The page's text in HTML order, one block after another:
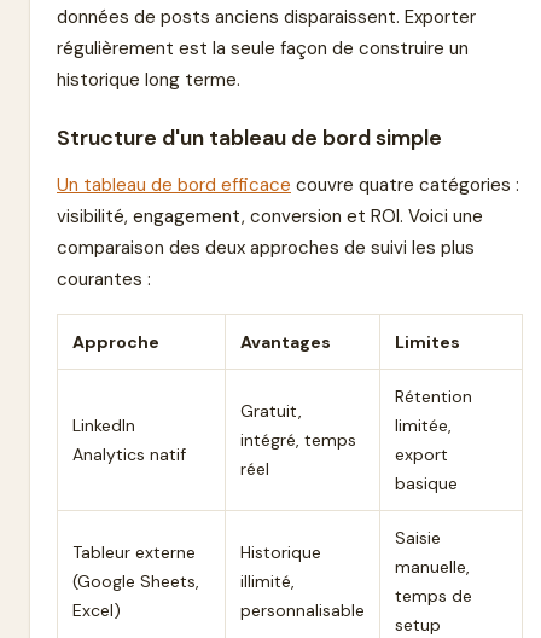
données de posts anciens disparaissent. Exporter
régulièrement est la seule façon de construire un
historique long terme.
Structure d'un tableau de bord simple
Un tableau de bord efficace couvre quatre catégories :
visibilité, engagement, conversion et ROI. Voici une
comparaison des deux approches de suivi les plus
courantes :
Approche Avantages Limites
LinkedIn
Analytics natif
Gratuit,
intégré, temps
réel
Rétention
limitée,
export
basique
Tableur externe
(Google Sheets,
Excel)
Historique
illimité,
personnalisable
Saisie
manuelle,
temps de
setup